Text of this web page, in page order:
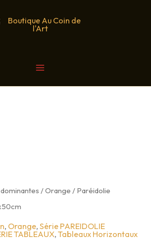
/Orange / Paréidolie
, Orange, Série PAREIDOLIE
TABLEAUX, Tableaux Horizontaux